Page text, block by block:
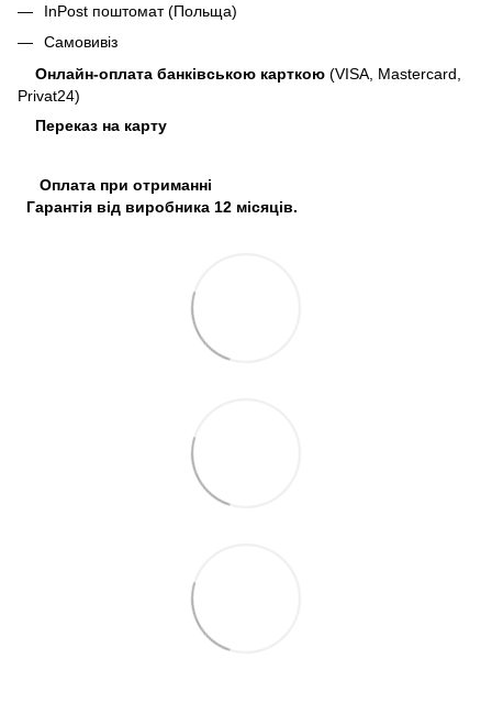
InPost поштомат (Польща)
Самовивіз
Онлайн-оплата банківською карткою (VISA, Mastercard,
Privat24)
Переказ на карту
Оплата при отриманні
Гарантія від виробника 12 місяців.